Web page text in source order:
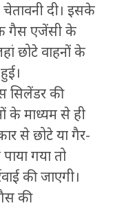
दी। इसके
गैस एजेंसी के
छोटे वाहनों के
सिलेंडर की
के माध्यम से ही
से छोटे या गैर-
गया तो
की जाएगी।
की